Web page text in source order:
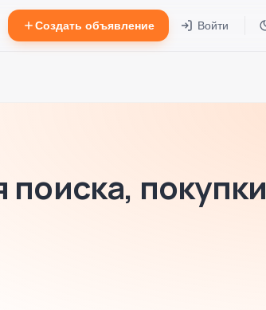
Создать объявление Войти
покупки